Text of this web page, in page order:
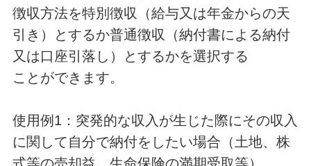
徴収方法を特別徴収（給与又は年金からの天
引き）とするか普通徴収（納付書による納付
又は口座引落し）とするかを選択する
ことができます。
使用例1：突発的な収入が生じた際にその収入
に関して自分で納付をしたい場合（土地、株
式等の売却益、生命保険の満期受取等）